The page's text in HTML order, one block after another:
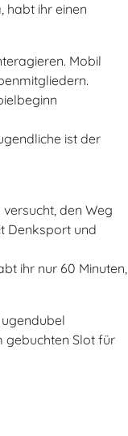
habt ihr einen
Mobil
ist der
den Weg
Denksport und
ihr nur 60 Minuten,
gebuchten Slot für